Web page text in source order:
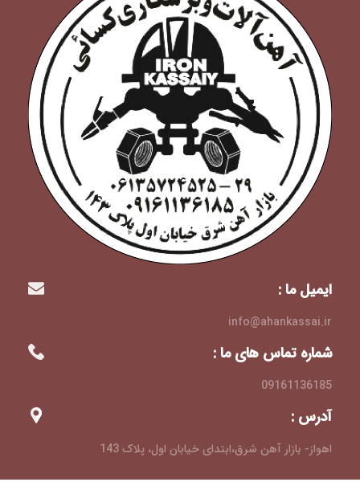
ایمیل ما :
info@ahankassai.ir
شماره تماس های ما :
09161136185
آدرس :
اهواز- بازار آهن شرق،ابتدای خیابان اول، پلاک 143